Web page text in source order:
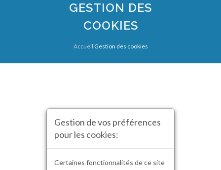
GESTION DES
COOKIES
Accueil Gestion des cookies
Gestion de vos préférences
pour les cookies:
Certaines fonctionnalités de ce site